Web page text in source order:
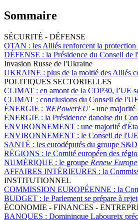
Sommaire
SÉCURITÉ - DÉFENSE
OTAN : les Alliés renforcent la
DÉFENSE : la Présidence du Conseil
Invasion Russe de l'Ukraine
UKRAINE : plus de la moitié des Alliés
POLITIQUES SECTORIELLES
CLIMAT : en amont de la COP30, l’UE
CLIMAT : conclusions du Conseil de
ÉNERGIE : 'REPowerEU' - une majorité
ÉNERGIE : la Présidence danoise du
ENVIRONNEMENT : une majorité
ENVIRONNEMENT : le Conseil de
SANTÉ : les eurodéputés du groupe
RÉGIONS : le Comité européen des
NUMÉRIQUE : le groupe Renew Europe
AFFAIRES INTÉRIEURES : la
INSTITUTIONNEL
COMMISSION EUROPÉENNE : la
BUDGET : le Parlement se prépare à
ÉCONOMIE - FINANCES -
BANQUES : Domininque Laboureix